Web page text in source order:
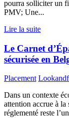
pourra solliciter un
PMV; Une...
Lire la suite
Le Carnet
sécurisée en
Placement
Dans un contexte
attention accrue à la
réglementé reste